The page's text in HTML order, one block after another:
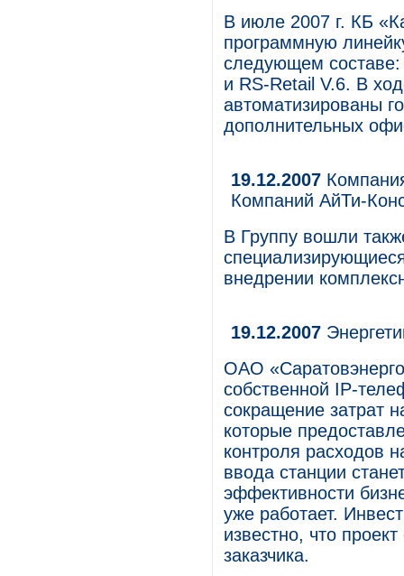
В июле 2007 г. КБ
программную
следующем составе:
и RS-Retail V.6. В
автоматизированы
дополнительных
19.12.2007
Компаний АйТи-
В Группу вошли
внедрении
19.12.2007
ОАО
собственной IP-
сокращение затрат
которые
контроля расходов
ввода станции
эффективности
уже работает.
известно, что
заказчика.